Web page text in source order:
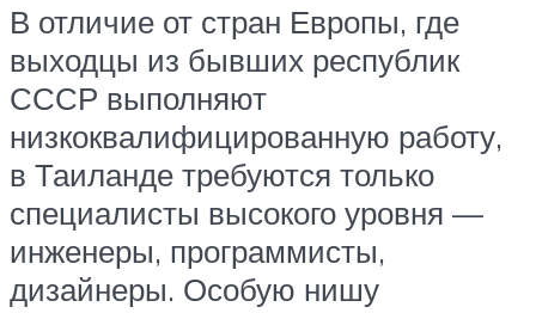
В отличие от стран Европы, где
выходцы из бывших республик
СССР выполняют
низкоквалифицированную работу,
в Таиланде требуются только
специалисты высокого уровня —
инженеры, программисты,
дизайнеры. Особую нишу